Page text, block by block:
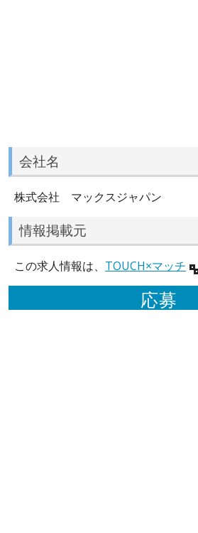
会社名
株式会社 マックスジャパン
情報掲載元
この求人情報は、 TOUCH×マッチ
応募